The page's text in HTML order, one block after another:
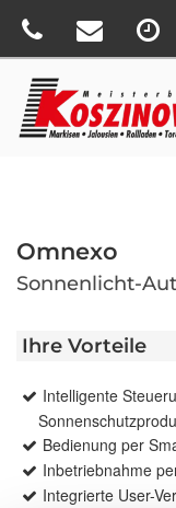
Omnexo
Sonnenlicht-
Ihre Vorteile
Intelligente
Bedienung per
Inbetriebnahme
Integrierte User-